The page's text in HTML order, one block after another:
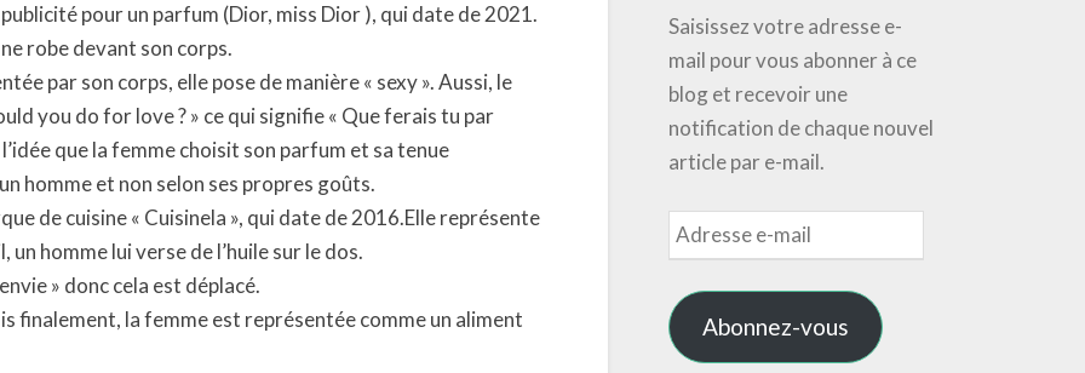
pour un parfum (Dior, miss Dior ), qui date de 2021.
robe devant son corps.
par son corps, elle pose de manière « sexy ». Aussi, le
you do for love ? » ce qui signifie « Que ferais tu par
que la femme choisit son parfum et sa tenue
homme et non selon ses propres goûts.
de cuisine « Cuisinela », qui date de 2016.Elle représente
homme lui verse de l’huile sur le dos.
» donc cela est déplacé.
finalement, la femme est représentée comme un aliment
Saisissez votre adresse e-
mail pour vous abonner à ce
blog et recevoir une
notification de chaque nouvel
article par e-mail.
Adresse
e-
mail
Abonnez-vous